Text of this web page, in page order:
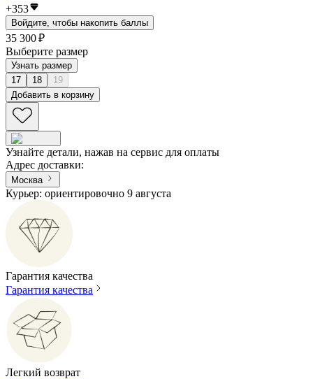
+353
Войдите, чтобы накопить баллы
35 300 ₽
Выберите размер
Узнать размер
17
18
19
Добавить в корзину
Узнайте детали, нажав на сервис для оплаты
Адрес доставки:
Москва
Курьер: ориентировочно 9 августа
Гарантия качества
Гарантия качества
Легкий возврат